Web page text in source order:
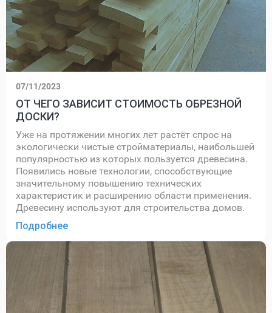
07/11/2023
ОТ ЧЕГО ЗАВИСИТ СТОИМОСТЬ ОБРЕЗНОЙ
ДОСКИ?
Уже на протяжении многих лет растёт спрос на
экологически чистые стройматериалы, наибольшей
популярностью из которых пользуется древесина.
Появились новые технологии, способствующие
значительному повышению технических
характеристик и расширению области применения.
Древесину используют для строительства домов.
Подробнее